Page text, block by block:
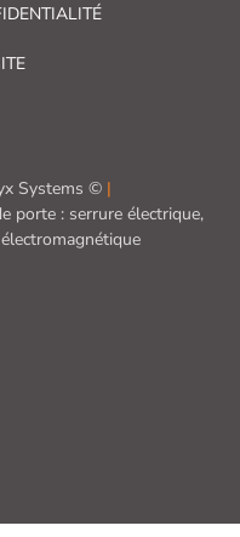
Systems © |
porte : serrure électrique,